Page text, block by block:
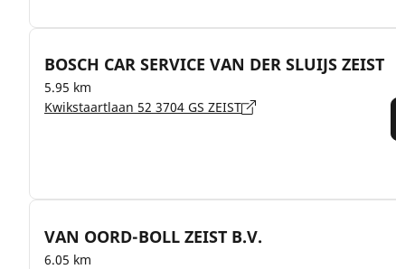
BOSCH CAR SERVICE VAN DER SLUIJS ZEIST
5.95 km
Kwikstaartlaan 52 3704 GS ZEIST
VAN OORD-BOLL ZEIST B.V.
6.05 km